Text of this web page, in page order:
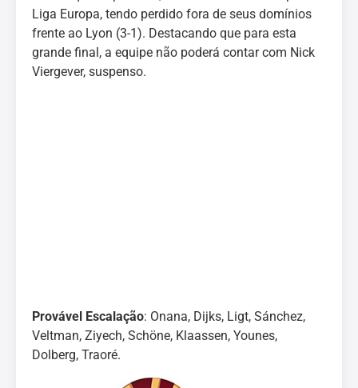
Liga Europa, tendo perdido fora de seus domínios
frente ao Lyon (3-1). Destacando que para esta
grande final, a equipe não poderá contar com Nick
Viergever, suspenso.
Provável Escalação: Onana, Dijks, Ligt, Sánchez,
Veltman, Ziyech, Schöne, Klaassen, Younes,
Dolberg, Traoré.